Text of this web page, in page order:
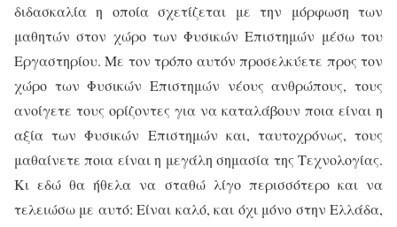
διδασκαλία η οποία σχετίζεται με την μόρφωση των
μαθητών στον χώρο των Φυσικών Επιστημών μέσω του
Εργαστηρίου. Με τον τρόπο αυτόν προσελκύετε προς τον
χώρο των Φυσικών Επιστημών νέους ανθρώπους, τους
ανοίγετε τους ορίζοντες για να καταλάβουν ποια είναι η
αξία των Φυσικών Επιστημών και, ταυτοχρόνως, τους
μαθαίνετε ποια είναι η μεγάλη σημασία της Τεχνολογίας.
Κι εδώ θα ήθελα να σταθώ λίγο περισσότερο και να
τελειώσω με αυτό: Είναι καλό, και όχι μόνο στην Ελλάδα,